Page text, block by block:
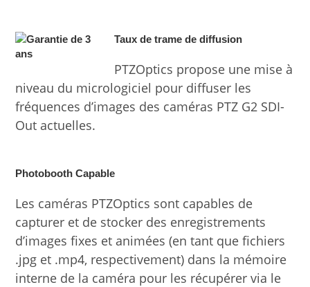
Taux de trame de diffusion
PTZOptics propose une mise à
niveau du micrologiciel pour diffuser les
fréquences d’images des caméras PTZ G2 SDI-
Out actuelles.
Photobooth Capable
Les caméras PTZOptics sont capables de
capturer et de stocker des enregistrements
d’images fixes et animées (en tant que fichiers
.jpg et .mp4, respectivement) dans la mémoire
interne de la caméra pour les récupérer via le